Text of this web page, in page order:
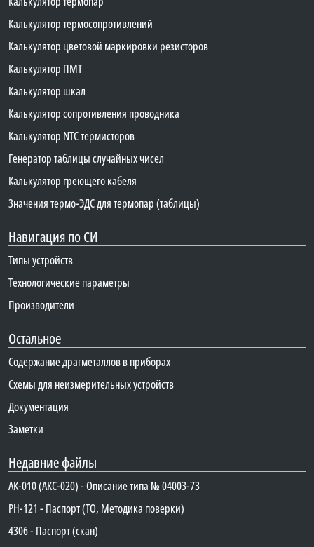
Калькулятор термосопротивлений
Калькулятор цветовой маркировки резисторов
Калькулятор ПМТ
Калькулятор шкал
Калькулятор сопротивления проводника
Калькулятор NTC термисторов
Генератор таблицы случайных чисел
Калькулятор греющего кабеля
Значения термо-ЭДС для термопар (таблицы)
Навигация по СИ
Типы устройств
Технологические параметры
Производители
Остальное
Содержание драгметаллов в приборах
Схемы для неизмерительных устройств
Документация
Заметки
Недавние файлы
АК-010 (АКС-020) - Описание типа № 04003-73
PH-121 - Паспорт (ТО, Методика поверки)
4306 - Паспорт (скан)